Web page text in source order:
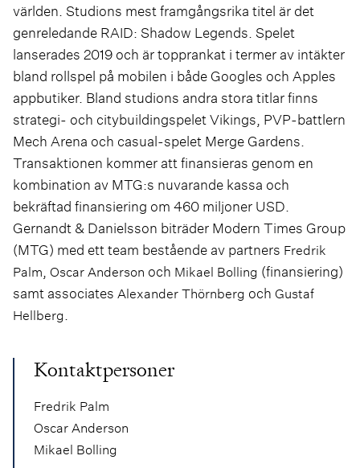
världen. Studions mest framgångsrika titel är det
genreledande RAID: Shadow Legends. Spelet
lanserades 2019 och är topprankat i termer av intäkter
bland rollspel på mobilen i både Googles och Apples
appbutiker. Bland studions andra stora titlar finns
strategi- och citybuildingspelet Vikings, PVP-battlern
Mech Arena och casual-spelet Merge Gardens.
Transaktionen kommer att finansieras genom en
kombination av MTG:s nuvarande kassa och
bekräftad finansiering om 460 miljoner USD.
Gernandt & Danielsson biträder Modern Times Group
(MTG) med ett team bestående av partners Fredrik
Palm, Oscar Anderson och Mikael Bolling (finansiering)
samt associates Alexander Thörnberg och Gustaf
Hellberg.
Kontaktpersoner
Fredrik Palm
Oscar Anderson
Mikael Bolling